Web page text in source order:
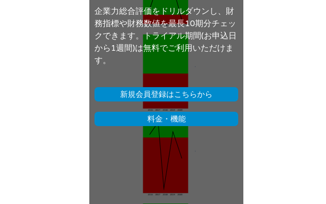
企業力総合評価をドリルダウンし、財
務指標や財務数値を最長10期分チェッ
クできます。トライアル期間(お申込日
から1週間)は無料でご利用いただけま
す。
新規会員登録はこちらから
料金・機能